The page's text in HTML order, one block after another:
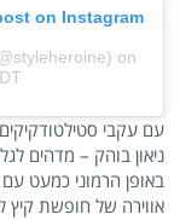
on Instagram
on
עם עקבי
ניאון בוהק – מדהים
באופן הרמוני כמעט עם
אווירה של חופשת קיץ